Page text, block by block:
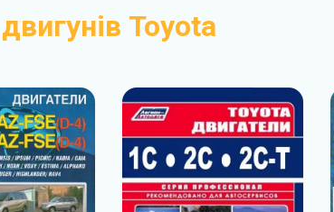
двигунів Toyota